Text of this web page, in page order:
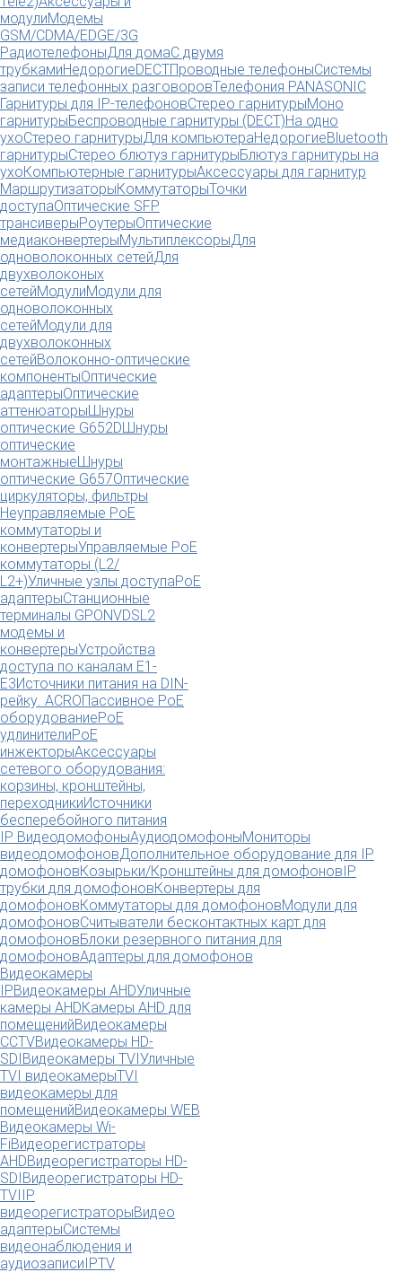
модулиМодемы
GSM/CDMA/EDGE/3G
РадиотелефоныДля домаС двумя
трубкамиНедорогиеDECTПроводные телефоныСистемы
записи телефонных разговоровТелефония PANASONIC
Гарнитуры для IP-телефоновСтерео гарнитурыМоно
гарнитурыБеспроводные гарнитуры (DECT)На одно
ухоСтерео гарнитурыДля компьютераНедорогиеBluetooth
гарнитурыСтерео блютуз гарнитурыБлютуз гарнитуры на
ухоКомпьютерные гарнитурыАксессуары для гарнитур
МаршрутизаторыКоммутаторыТочки
доступаОптические SFP
трансиверыРоутерыОптические
медиаконвертерыМультиплексорыДля
одноволоконных сетейДля
двухволоконых
сетейМодулиМодули для
одноволоконных
сетейМодули для
двухволоконных
сетейВолоконно-оптические
компонентыОптические
адаптерыОптические
аттенюаторыШнуры
оптические G652DШнуры
оптические
монтажныеШнуры
оптические G657Оптические
циркуляторы, фильтры
Неуправляемые PoE
коммутаторы и
конвертерыУправляемые PoE
коммутаторы (L2/
L2+)Уличные узлы доступаPoE
адаптерыСтанционные
терминалы GPONVDSL2
модемы и
конвертерыУстройства
доступа по каналам E1-
E3Источники питания на DIN-
рейку. ACROПассивное PoE
оборудованиеPoE
удлинителиPoE
инжекторыАксессуары
сетевого оборудования:
корзины, кронштейны,
переходникиИсточники
бесперебойного питания
IP ВидеодомофоныАудиодомофоныМониторы
видеодомофоновДополнительное оборудование для IP
домофоновКозырьки/Кронштейны для домофоновIP
трубки для домофоновКонвертеры для
домофоновКоммутаторы для домофоновМодули для
домофоновСчитыватели бесконтактных карт для
домофоновБлоки резервного питания для
домофоновАдаптеры для домофонов
Видеокамеры
IPВидеокамеры AHDУличные
камеры AHDКамеры AHD для
помещенийВидеокамеры
CCTVВидеокамеры HD-
SDIВидеокамеры TVIУличные
TVI видеокамерыTVI
видеокамеры для
помещенийВидеокамеры WEB
Видеокамеры Wi-
FiВидеорегистраторы
AHDВидеорегистраторы HD-
SDIВидеорегистраторы HD-
TVI IP
видеорегистраторыВидео
адаптерыСистемы
видеонаблюдения и
аудиозаписиIPTV